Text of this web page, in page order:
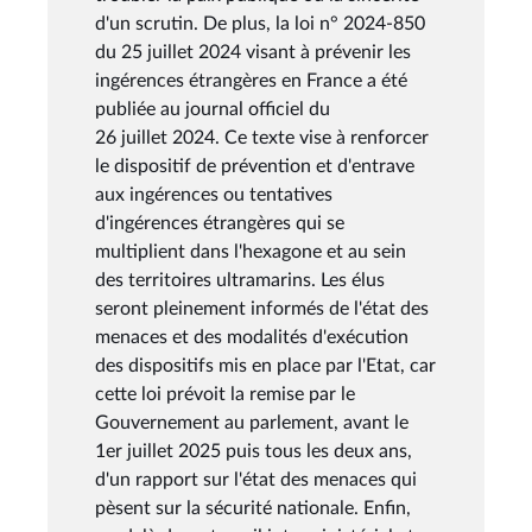
d'un scrutin. De plus, la loi n° 2024-850
du 25 juillet 2024 visant à prévenir les
ingérences étrangères en France a été
publiée au journal officiel du
26 juillet 2024. Ce texte vise à renforcer
le dispositif de prévention et d'entrave
aux ingérences ou tentatives
d'ingérences étrangères qui se
multiplient dans l'hexagone et au sein
des territoires ultramarins. Les élus
seront pleinement informés de l'état des
menaces et des modalités d'exécution
des dispositifs mis en place par l'Etat, car
cette loi prévoit la remise par le
Gouvernement au parlement, avant le
1er juillet 2025 puis tous les deux ans,
d'un rapport sur l'état des menaces qui
pèsent sur la sécurité nationale. Enfin,